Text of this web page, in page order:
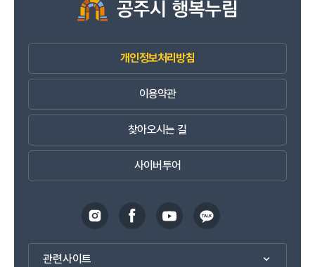
개인정보처리방침
이용약관
찾아오시는 길
사이버투어
관련사이트